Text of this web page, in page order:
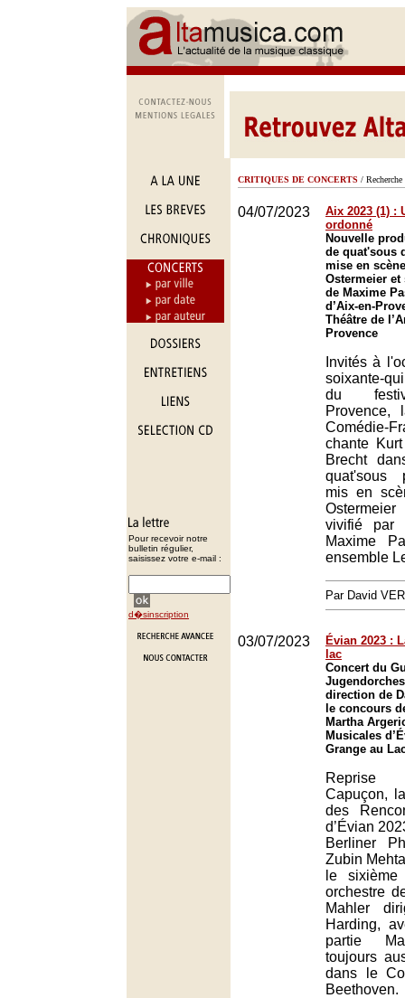
Pour recevoir notre
bulletin régulier,
saisissez votre e-mail :
d�sinscription
CRITIQUES DE CONCERTS / Recherche
04/07/2023
Aix 2023 (1) :
ordonné
Nouvelle
de quat'sous
mise en
Ostermeier
de Maxime
d’Aix-en-
Théâtre de
Provence
Invités à
soixante-
du
Provence,
Comédie-
chante
Brecht
quat'sous
mis en
vivifié par
Maxime
ensemble
Par David
03/07/2023
Évian 2023 :
lac
Concert du
direction de
le concours
Martha
Musicales
Grange au
Reprise
Capuçon,
des
d’Évian
Berliner
Zubin
le sixième
orchestre
Mahler
Harding,
partie
toujours
dans le
Beethoven.